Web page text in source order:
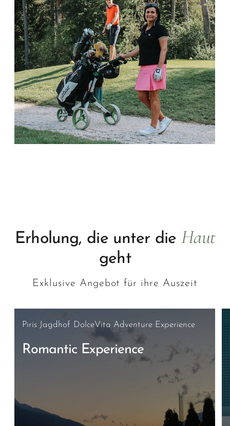
Erholung, die unter die Haut
geht
Exklusive Angebot für ihre Auszeit
Piris Jagdhof DolceVita Adventure Experience
Romantic Experience